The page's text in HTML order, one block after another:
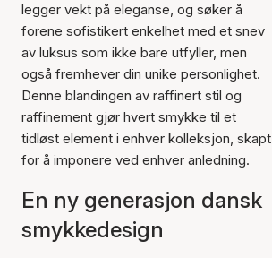
legger vekt på eleganse, og søker å
forene sofistikert enkelhet med et snev
av luksus som ikke bare utfyller, men
også fremhever din unike personlighet.
Denne blandingen av raffinert stil og
raffinement gjør hvert smykke til et
tidløst element i enhver kolleksjon, skapt
for å imponere ved enhver anledning.
En ny generasjon dansk
smykkedesign